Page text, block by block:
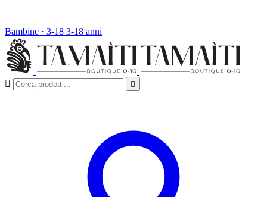
Bambine · 3-18 3-18 anni
 